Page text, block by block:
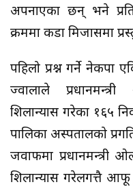
अपनाएका छन् भने
क्रममा कडा मिजासमा
पहिलो प्रश्न गर्ने नेकपा
ज्वालाले
शिलान्यास गरेका १६५
पालिका अस्पतालको
जवाफमा प्रधानमन्त्री
शिलान्यास गरेलगत्तै आफू